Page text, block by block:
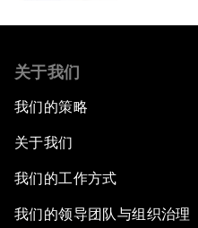
关于我们
我们的策略
关于我们
我们的工作方式
我们的领导团队与组织治理